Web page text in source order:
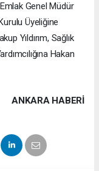
Genel Müdür
Üyeliğine
Yıldırım, Sağlık
Hakan
ANKARA HABERİ